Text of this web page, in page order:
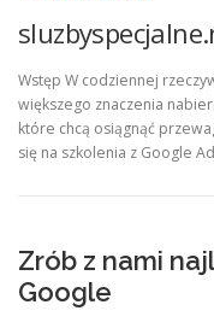
Wstęp W codziennej
większego znaczenia
które chcą osiągnąć
się na szkolenia z Google
Zrób z nami
Google